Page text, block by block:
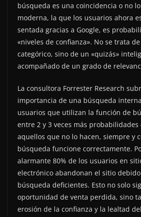
búsqueda es una coincidencia o no
moderna, la que los usuarios ahora
sentada gracias a Google, es
«niveles de confianza». No se trata
categórico, sino de un «quizás»
acompañado de un grado de
La consultora Forrester Research
importancia de una búsqueda
usuarios que utilizan la función de
entre 2 y 3 veces más
aquellos que no lo hacen, siempre y
búsqueda funcione correctamente.
alarmante 80% de los usuarios en
electrónico abandonan el sitio
búsqueda deficientes. Esto no solo
oportunidad de venta perdida, sino
erosión de la confianza y la lealtad